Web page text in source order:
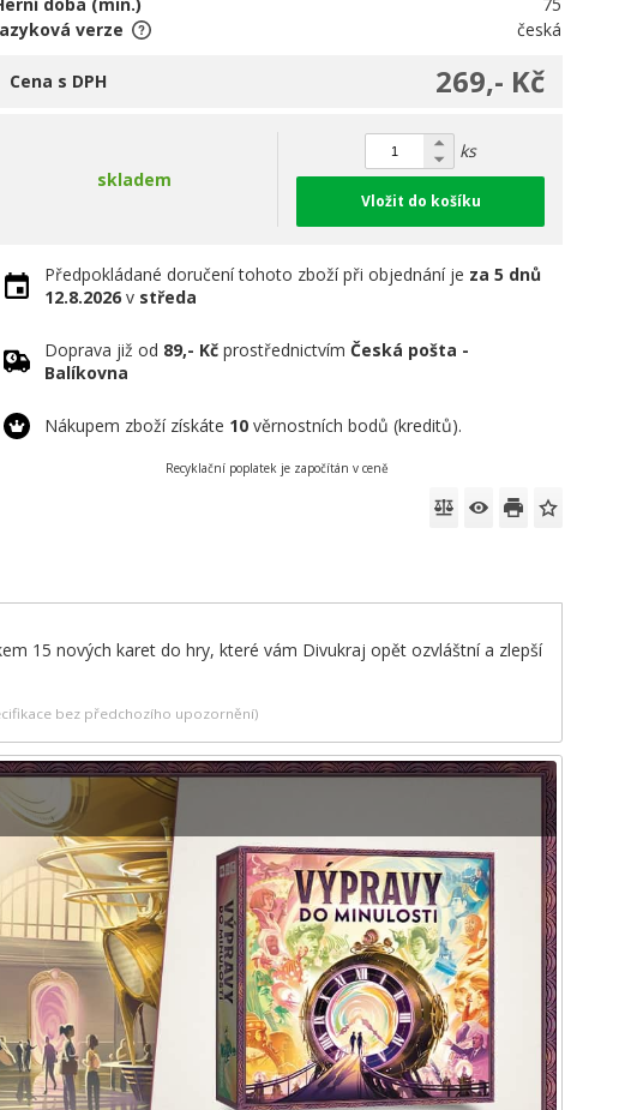
doba (min.)
75
verze
česká
269,- Kč
Cena s DPH
skladem
ks
Vložit do košíku
Předpokládané doručení tohoto zboží při objednání je za 5 dnů
12.8.2026 v středa
Doprava již od 89,- Kč prostřednictvímČeská pošta -
Balíkovna
Nákupem zboží získáte 10 věrnostních bodů (kreditů).
Recyklační poplatek je započítán v ceně
15 nových karet do hry, které vám Divukraj opět ozvláštní a zlepší
bez předchozího upozornění)